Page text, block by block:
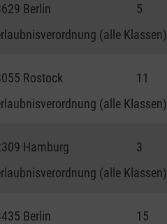
Berlin 5
(alle Klassen)
Rostock 11
(alle Klassen)
Hamburg 3
(alle Klassen)
Berlin 15